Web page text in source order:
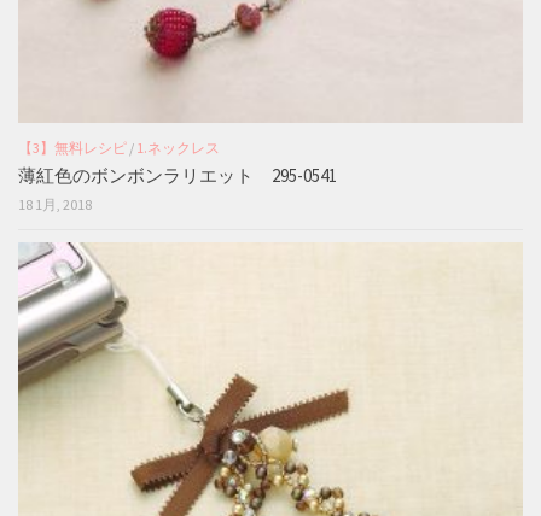
【3】無料レシピ / 1.ネックレス
薄紅色のボンボンラリエット 295-0541
18 1月, 2018